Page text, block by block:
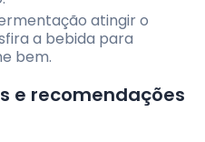
atingir o
a bebida para
bem.
e recomendações